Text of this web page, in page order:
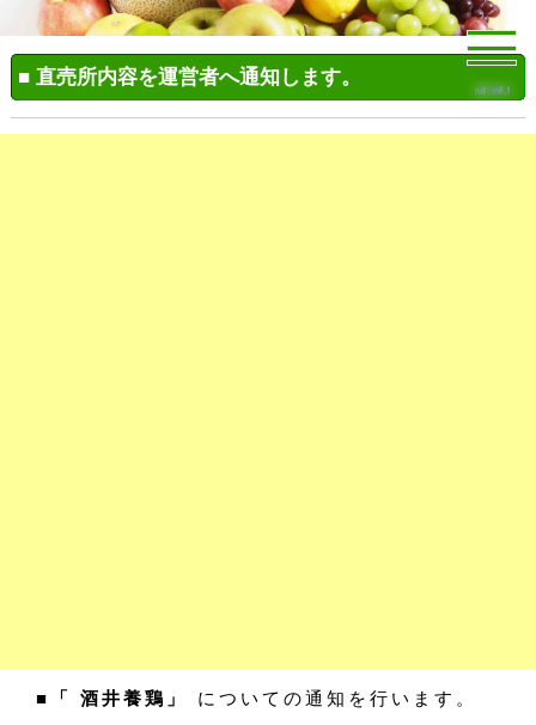
MENU
■ 直売所内容を運営者へ通知します。
■「 酒井養鶏」 についての通知を行います。